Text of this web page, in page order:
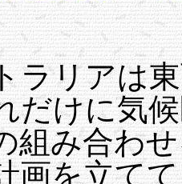
ラリアは
だけに気
組み合わ
画を立て